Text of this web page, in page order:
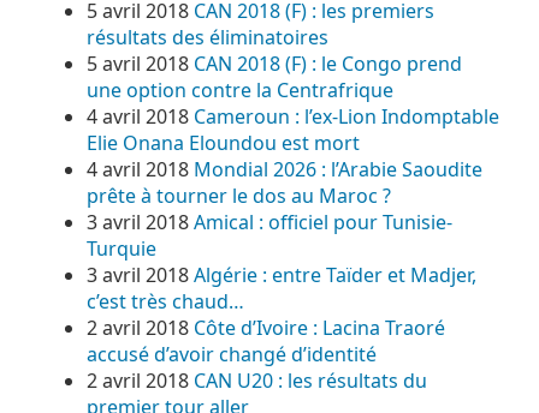
5 avril 2018 CAN 2018 (F) : les premiers
résultats des éliminatoires
5 avril 2018 CAN 2018 (F) : le Congo prend
une option contre la Centrafrique
4 avril 2018 Cameroun : l’ex-Lion Indomptable
Elie Onana Eloundou est mort
4 avril 2018 Mondial 2026 : l’Arabie Saoudite
prête à tourner le dos au Maroc ?
3 avril 2018Amical : officiel pour Tunisie-
Turquie
3 avril 2018Algérie : entre Taïder et Madjer,
c’est très chaud…
2 avril 2018 Côte d’Ivoire : Lacina Traoré
accusé d’avoir changé d’identité
2 avril 2018 CAN U20 : les résultats du
premier tour aller